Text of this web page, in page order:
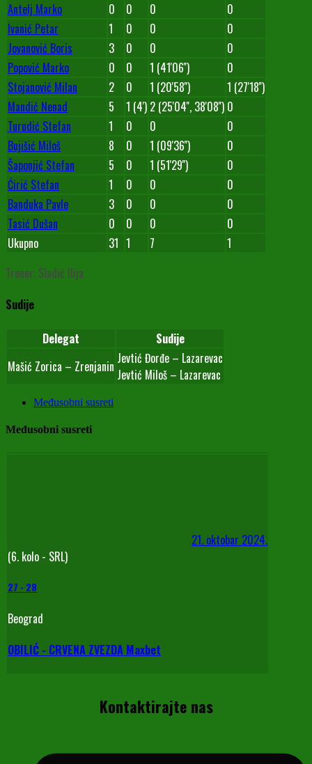
Antelj Marko
0 0 0
0
Ivanić Petar
1 0 0
0
Jovanović Boris
3 0 0
0
Popović Marko
0 0 1 (41'06'')
0
Stojanović Milan
2 0 1 (20'58'')
1 (27'18'')
Mandić Nenad
5 1 (4') 2 (25'04'', 38'08'') 0
Turudić Stefan
1 0 0
0
Bujišić Miloš
8 0 1 (09'36'')
0
Šaponjić Stefan
5 0 1 (51'29'')
0
Ćirić Stefan
1 0 0
0
Banduka Pavle
3 0 0
0
Tasić Dušan
0 0 0
0
Ukupno
31 1 7
1
Trener: Sladić Ilija
Sudije
Delegat
Sudije
Mašić Zorica – Zrenjanin Jevtić Đorđe – Lazarevac
Jevtić Miloš – Lazarevac
Međusobni susreti
Međusobni susreti
21. oktobar 2024.
(6. kolo - SRL)
27 - 28
Beograd
OBILIĆ - CRVENA ZVEZDA Maxbet
Kontaktirajte nas